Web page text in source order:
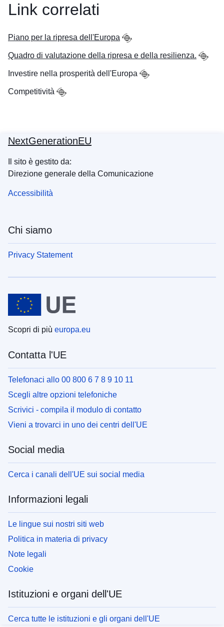
Link correlati
Piano per la ripresa dell'Europa
Quadro di valutazione della ripresa e della resilienza.
Investire nella prosperità dell'Europa
Competitività
NextGenerationEU
Il sito è gestito da:
Direzione generale della Comunicazione
Accessibilità
Chi siamo
Privacy Statement
Scopri di più europa.eu
Contatta l'UE
Telefonaci allo 00 800 6 7 8 9 10 11
Scegli altre opzioni telefoniche
Scrivici - compila il modulo di contatto
Vieni a trovarci in uno dei centri dell'UE
Social media
Cerca i canali dell'UE sui social media
Informazioni legali
Le lingue sui nostri siti web
Politica in materia di privacy
Note legali
Cookie
Istituzioni e organi dell'UE
Cerca tutte le istituzioni e gli organi dell'UE